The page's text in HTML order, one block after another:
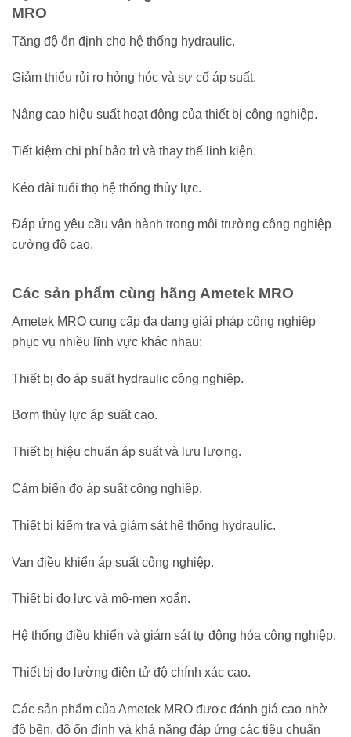
MRO
Tăng độ ổn định cho hệ thống hydraulic.
Giảm thiểu rủi ro hỏng hóc và sự cố áp suất.
Nâng cao hiệu suất hoạt động của thiết bị công nghiệp.
Tiết kiệm chi phí bảo trì và thay thế linh kiện.
Kéo dài tuổi thọ hệ thống thủy lực.
Đáp ứng yêu cầu vận hành trong môi trường công nghiệp
cường độ cao.
Các sản phẩm cùng hãng Ametek MRO
Ametek MRO cung cấp đa dạng giải pháp công nghiệp
phục vụ nhiều lĩnh vực khác nhau:
Thiết bị đo áp suất hydraulic công nghiệp.
Bơm thủy lực áp suất cao.
Thiết bị hiệu chuẩn áp suất và lưu lượng.
Cảm biến đo áp suất công nghiệp.
Thiết bị kiểm tra và giám sát hệ thống hydraulic.
Van điều khiển áp suất công nghiệp.
Thiết bị đo lực và mô-men xoắn.
Hệ thống điều khiển và giám sát tự động hóa công nghiệp.
Thiết bị đo lường điện tử độ chính xác cao.
Các sản phẩm của Ametek MRO được đánh giá cao nhờ
độ bền, độ ổn định và khả năng đáp ứng các tiêu chuẩn